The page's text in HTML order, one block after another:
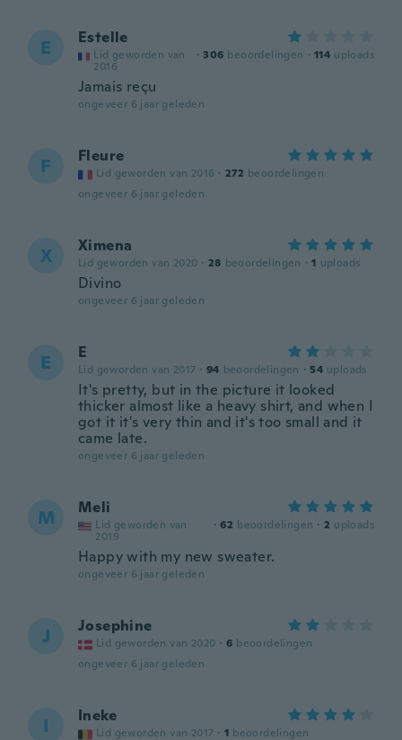
E Estelle
Lid geworden van
2016
· 306 beoordelingen · 114 uploads
Jamais reçu
ongeveer 6 jaar geleden
F Fleure
Lid geworden van 2016 · 272 beoordelingen
ongeveer 6 jaar geleden
X Ximena
Lid geworden van 2020 · 28 beoordelingen · 1 uploads
Divino
ongeveer 6 jaar geleden
E E
Lid geworden van 2017 · 94 beoordelingen · 54 uploads
It's pretty, but in the picture it looked
thicker almost like a heavy shirt, and when I
got it it's very thin and it's too small and it
came late.
ongeveer 6 jaar geleden
M Meli
Lid geworden van
2019
· 62 beoordelingen · 2 uploads
Happy with my new sweater.
ongeveer 6 jaar geleden
J Josephine
Lid geworden van 2020 · 6 beoordelingen
ongeveer 6 jaar geleden
I Ineke
Lid geworden van 2017 · 1 beoordelingen